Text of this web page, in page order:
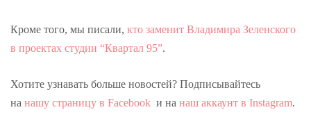
Кроме того, мы писали, кто заменит Владимира Зеленского
в проектах студии “Квартал 95”.
Хотите узнавать больше новостей? Подписывайтесь
на нашу страницу в Facebook и на наш аккаунт в Instagram.